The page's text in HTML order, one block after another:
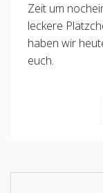
Zeit um
leckere
haben wir
euch.